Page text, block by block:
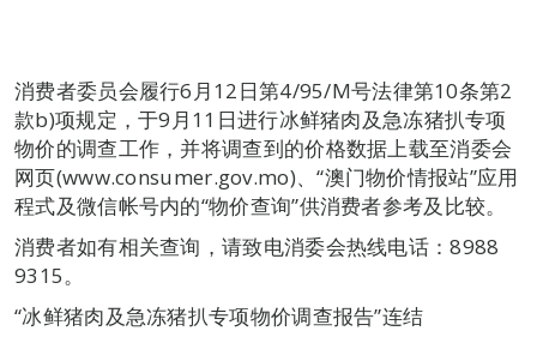
消费者委员会履行6月12日第4/95/M号法律第10条第2
款b)项规定，于9月11日进行冰鲜猪肉及急冻猪扒专项
物价的调查工作，并将调查到的价格数据上载至消委会
网页(www.consumer.gov.mo)、“澳门物价情报站”应用
程式及微信帐号内的“物价查询”供消费者参考及比较。
消费者如有相关查询，请致电消委会热线电话：8988
9315。
“冰鲜猪肉及急冻猪扒专项物价调查报告”连结